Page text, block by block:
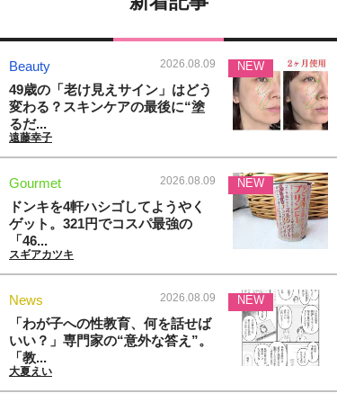
Beauty 2026.08.09
49歳の「老け見えサイン」はどう
変わる？スキンケアの最後に“塗
るだ...
遠藤幸子
NEW
Gourmet 2026.08.09
ドンキを4軒ハシゴしてようやく
ゲット。321円でコスパ最強の
「46...
スギアカツキ
NEW
News 2026.08.09
「わが子への性教育、何を話せば
いい？」専門家の“意外な答え”。
「教...
大夏えい
NEW